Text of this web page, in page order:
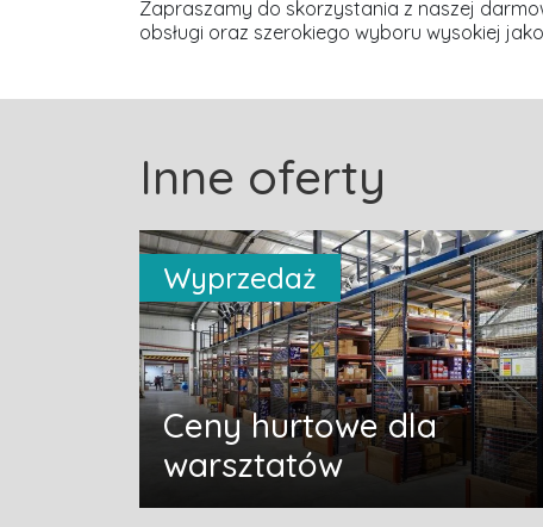
Zapraszamy do skorzystania z naszej
obsługi oraz szerokiego wyboru wysokiej
Inne oferty
Wyprzedaż
Ceny hurtowe dla
warsztatów